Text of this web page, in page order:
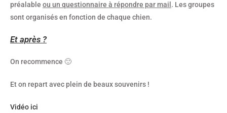
préalable ou un questionnaire à répondre par mail . Les groupes
sont organisés en fonction de chaque chien.
Et après ?
On recommence 🙂
Et on repart avec plein de beaux souvenirs !
Vidéo ici